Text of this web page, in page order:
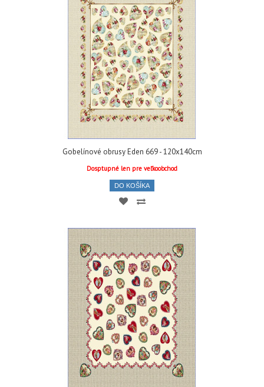
Gobelínové obrusy Eden 669 - 120x140cm
Dosptupné len pre veľkoobchod
DO KOŠÍKA